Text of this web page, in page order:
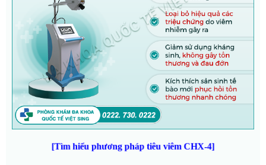
[Tìm hiểu phương pháp tiêu viêm CHX-4]